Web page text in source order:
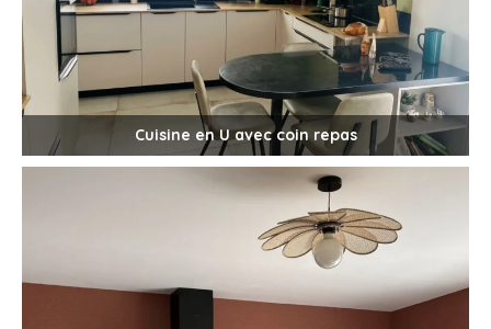
Cuisine en U avec coin repas